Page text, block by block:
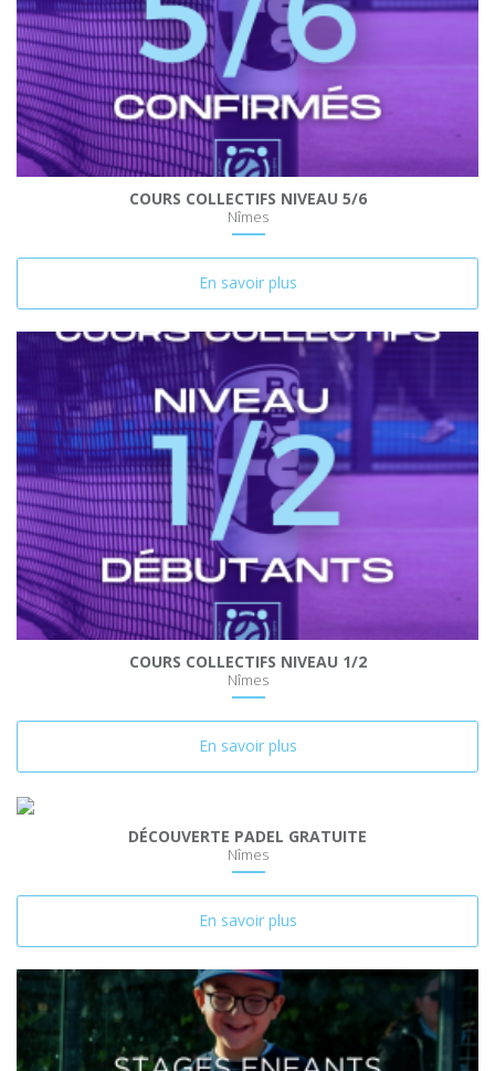
COURS COLLECTIFS NIVEAU 5/6
Nîmes
En savoir plus
COURS COLLECTIFS NIVEAU 1/2
Nîmes
En savoir plus
DÉCOUVERTE PADEL GRATUITE
Nîmes
En savoir plus